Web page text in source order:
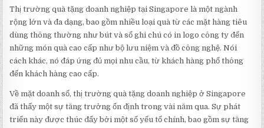
Thị trường quà tặng doanh nghiệp tại Singapore là một ngành
rộng lớn và đa dạng, bao gồm nhiều loại quà từ các mặt hàng tiêu
dùng thông thường như bút và sổ ghi chú có in logo công ty đến
những món quà cao cấp như bộ lưu niệm và đồ công nghệ. Nói
cách khác, nó đáp ứng đủ mọi nhu cầu, từ khách hàng phổ thông
đến khách hàng cao cấp.
Về mặt doanh số, thị trường quà tặng doanh nghiệp ở Singapore
đã thấy một sự tăng trưởng ổn định trong vài năm qua. Sự phát
triển này được thúc đẩy bởi một số yếu tố chính, bao gồm sự tăng